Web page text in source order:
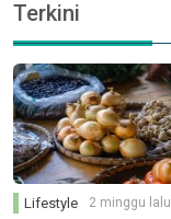
Terkini
Lifestyle 2 minggu lalu